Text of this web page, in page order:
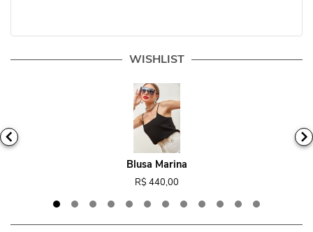
WISHLIST
Blusa Marina
R$ 440,00